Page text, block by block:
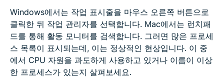
Windows에서는 작업 표시줄을 마우스 오른쪽 버튼으로
클릭한 뒤 작업 관리자를 선택합니다. Mac에서는 런치패
드를 통해 활동 모니터를 검색합니다. 그러면 많은 프로세
스 목록이 표시되는데, 이는 정상적인 현상입니다. 이 중
에서 CPU 자원을 과도하게 사용하고 있거나 이름이 이상
한 프로세스가 있는지 살펴보세요.